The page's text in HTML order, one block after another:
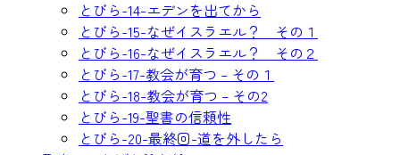
とびら-14-エデンを出てから
とびら-15-なぜイスラエル？ その１
とびら-16-なぜイスラエル？ その２
とびら-17-教会が育つ – その１
とびら-18-教会が育つ – その2
とびら-19-聖書の信頼性
とびら-20-最終回-道を外したら